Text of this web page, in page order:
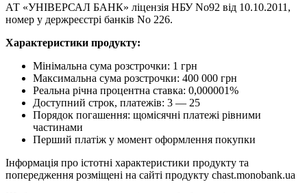
АТ «УНІВЕРСАЛ БАНК» ліцензія НБУ No92 від 10.10.2011,
номер у держреєстрі банків No 226.
Характеристики продукту:
Мінімальна сума розстрочки: 1 грн
Максимальна сума розстрочки: 400 000 грн
Реальна річна процентна ставка: 0,000001%
Доступний строк, платежів: 3 — 25
Порядок погашення: щомісячні платежі рівними
частинами
Перший платіж у момент оформлення покупки
Інформація про істотні характеристики продукту та
попередження розміщені на сайті продукту chast.monobank.ua